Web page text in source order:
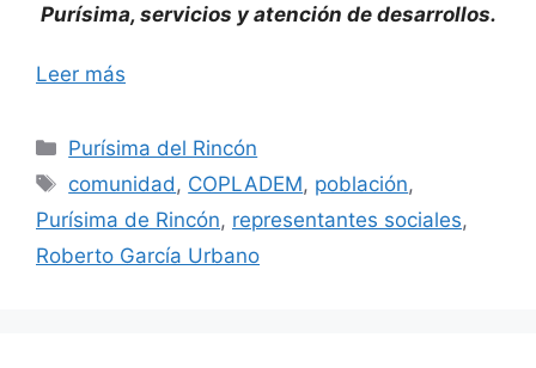
Purísima, servicios y atención de desarrollos.
Leer más
Categorías
Purísima del Rincón
Etiquetas
comunidad, COPLADEM, población,
Purísima de Rincón, representantes sociales,
Roberto García Urbano